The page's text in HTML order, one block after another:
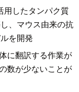
用したタンパク質
、マウス由来の抗
を開発
に翻訳する作業が
数が少ないことが